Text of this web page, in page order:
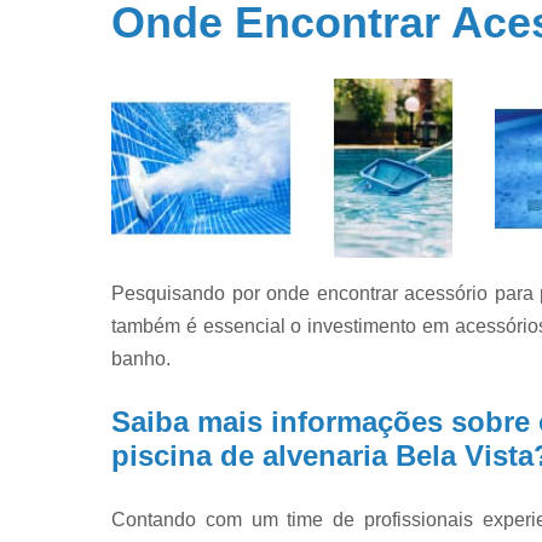
Filtros para
Filtros para
piscinas
Iluminação
piscina
Limpeza
piscinas
de piscinas
de piscinas
para piscinas
Onde Encontrar
Pesquisando por onde encontrar acessório
também é essencial o investimento em
banho.
Saiba mais informações
piscina de alvenaria Bela
Contando com um time de profissionais